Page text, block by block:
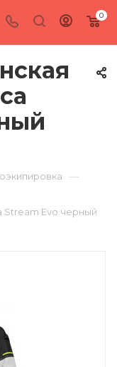
0
—
Stream Evo черный